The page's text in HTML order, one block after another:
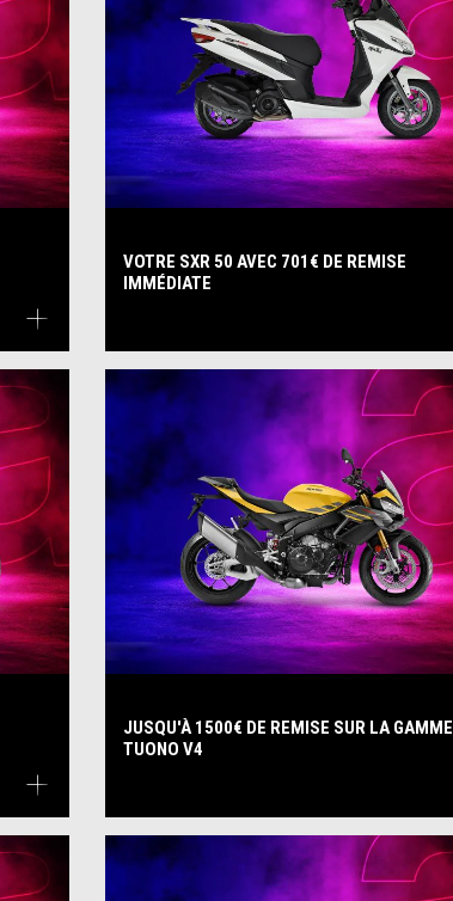
VOTRE SXR 50 AVEC 701€ DE REMISE
IMMÉDIATE
JUSQU'À 1500€ DE REMISE SUR LA GAMME
TUONO V4